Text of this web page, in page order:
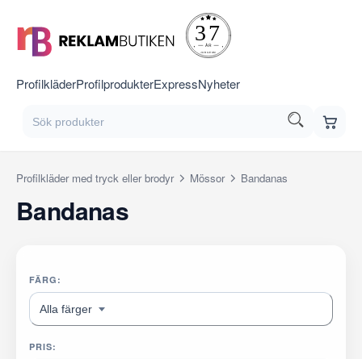
ProfilkläderProfilprodukterExpressNyheter
Profilkläder med tryck eller brodyr Mössor Bandanas
Bandanas
FÄRG:
Alla färger
PRIS: